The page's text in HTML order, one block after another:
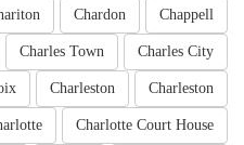
Chappell
Chardon
Charles City
Charles Town
Charleston
Charleston
Charlotte Court House